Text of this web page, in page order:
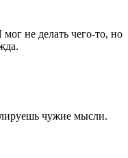
не делать чего-то, но
чужие мысли.